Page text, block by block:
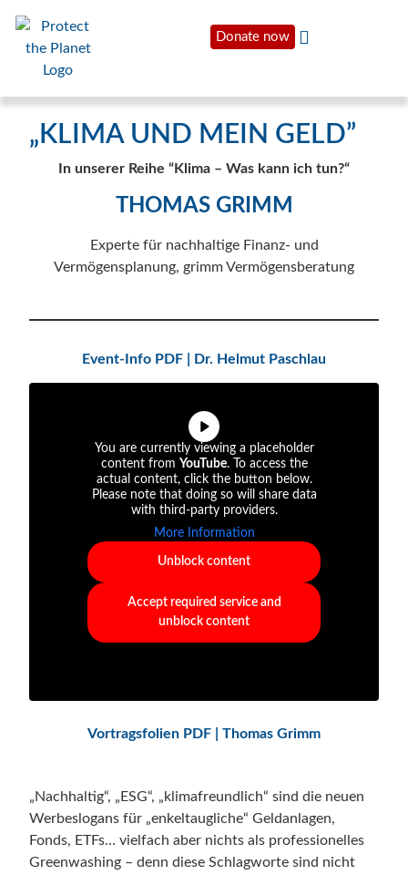
Donate now
„KLIMA UND MEIN GELD”
In unserer Reihe “Klima – Was kann ich tun?“
THOMAS GRIMM
Experte für nachhaltige Finanz- und
Vermögensplanung, grimm Vermögensberatung
Event-Info PDF | Dr. Helmut Paschlau
You are currently viewing a placeholder
content from YouTube. To access the
actual content, click the button below.
Please note that doing so will share data
with third-party providers.
More Information
Unblock content
Accept required service and
unblock content
Vortragsfolien PDF | Thomas Grimm
„Nachhaltig“, „ESG“, „klimafreundlich“ sind die neuen
Werbeslogans für „enkeltaugliche“ Geldanlagen,
Fonds, ETFs… vielfach aber nichts als professionelles
Greenwashing – denn diese Schlagworte sind nicht